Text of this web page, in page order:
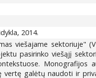
2014.
viešajame sektoriuje"
pasirinko viešąjį
Monografijos
galėtų naudoti ir